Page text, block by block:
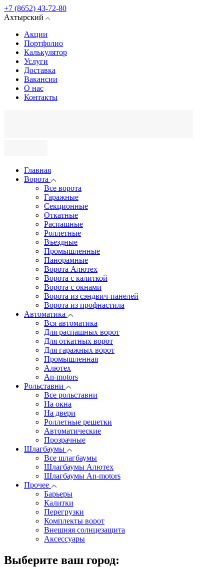
+7 (8652) 43-72-80
Ахтырский
Акции
Портфолио
Калькулятор
Услуги
Доставка
Вакансии
О нас
Контакты
Главная
Ворота
Все ворота
Гаражные
Секционные
Откатные
Распашные
Роллетные
Въездные
Промышленные
Панорамные
Ворота Алютех
Ворота с калиткой
Ворота c окнами
Ворота из сэндвич-панелей
Ворота из профнастила
Автоматика
Вся автоматика
Для распашных ворот
Для откатных ворот
Для гаражных ворот
Промышленная
Алютех
An-motors
Рольставни
Все рольставни
На окна
На двери
Роллетные решетки
Автоматические
Прозрачные
Шлагбаумы
Все шлагбаумы
Шлагбаумы Алютех
Шлагбаумы An-motors
Прочее
Барьеры
Калитки
Перегрузки
Комплекты ворот
Внешняя солнцезащита
Аксессуары
Выберите ваш город: